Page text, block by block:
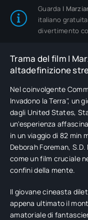
Guarda I
italiano
divertimento
Trama del film I
altadefinizione
Nel coinvolgente
Invadono la Terra", un
dagli United States,
un'esperienza
in un viaggio di 82 min
Deborah Foreman,
come un film cruciale
confini della mente.
Il giovane cineasta
appena ultimato il
amatoriale di